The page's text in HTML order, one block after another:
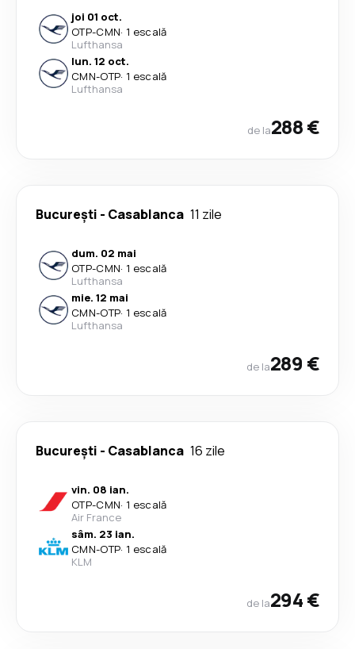
joi 01 oct.
OTP-CMN· 1 escală
Lufthansa
lun. 12 oct.
CMN-OTP· 1 escală
Lufthansa
de la288 €
București - Casablanca 11 zile
dum. 02 mai
OTP-CMN· 1 escală
Lufthansa
mie. 12 mai
CMN-OTP· 1 escală
Lufthansa
de la289 €
București - Casablanca 16 zile
vin. 08 ian.
OTP-CMN· 1 escală
Air France
sâm. 23 ian.
CMN-OTP· 1 escală
KLM
de la294 €